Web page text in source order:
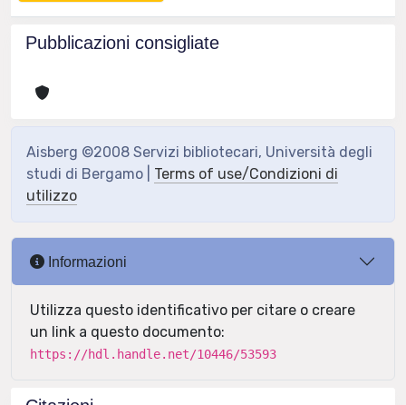
Pubblicazioni consigliate
Aisberg ©2008 Servizi bibliotecari, Università degli
studi di Bergamo | Terms of use/Condizioni di
utilizzo
Informazioni
Utilizza questo identificativo per citare o creare
un link a questo documento:
https://hdl.handle.net/10446/53593